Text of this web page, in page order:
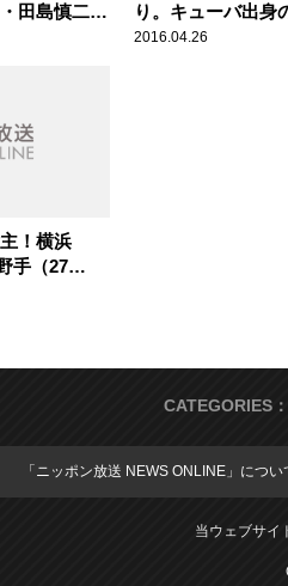
田島慎二投
人間模様
り。キューバ出身
ダヤン・ビシエド
2016.04.26
！横浜
手（27
様
CATEGORIES：
「ニッポン放送 NEWS ONLINE」につい
当ウェブサイ